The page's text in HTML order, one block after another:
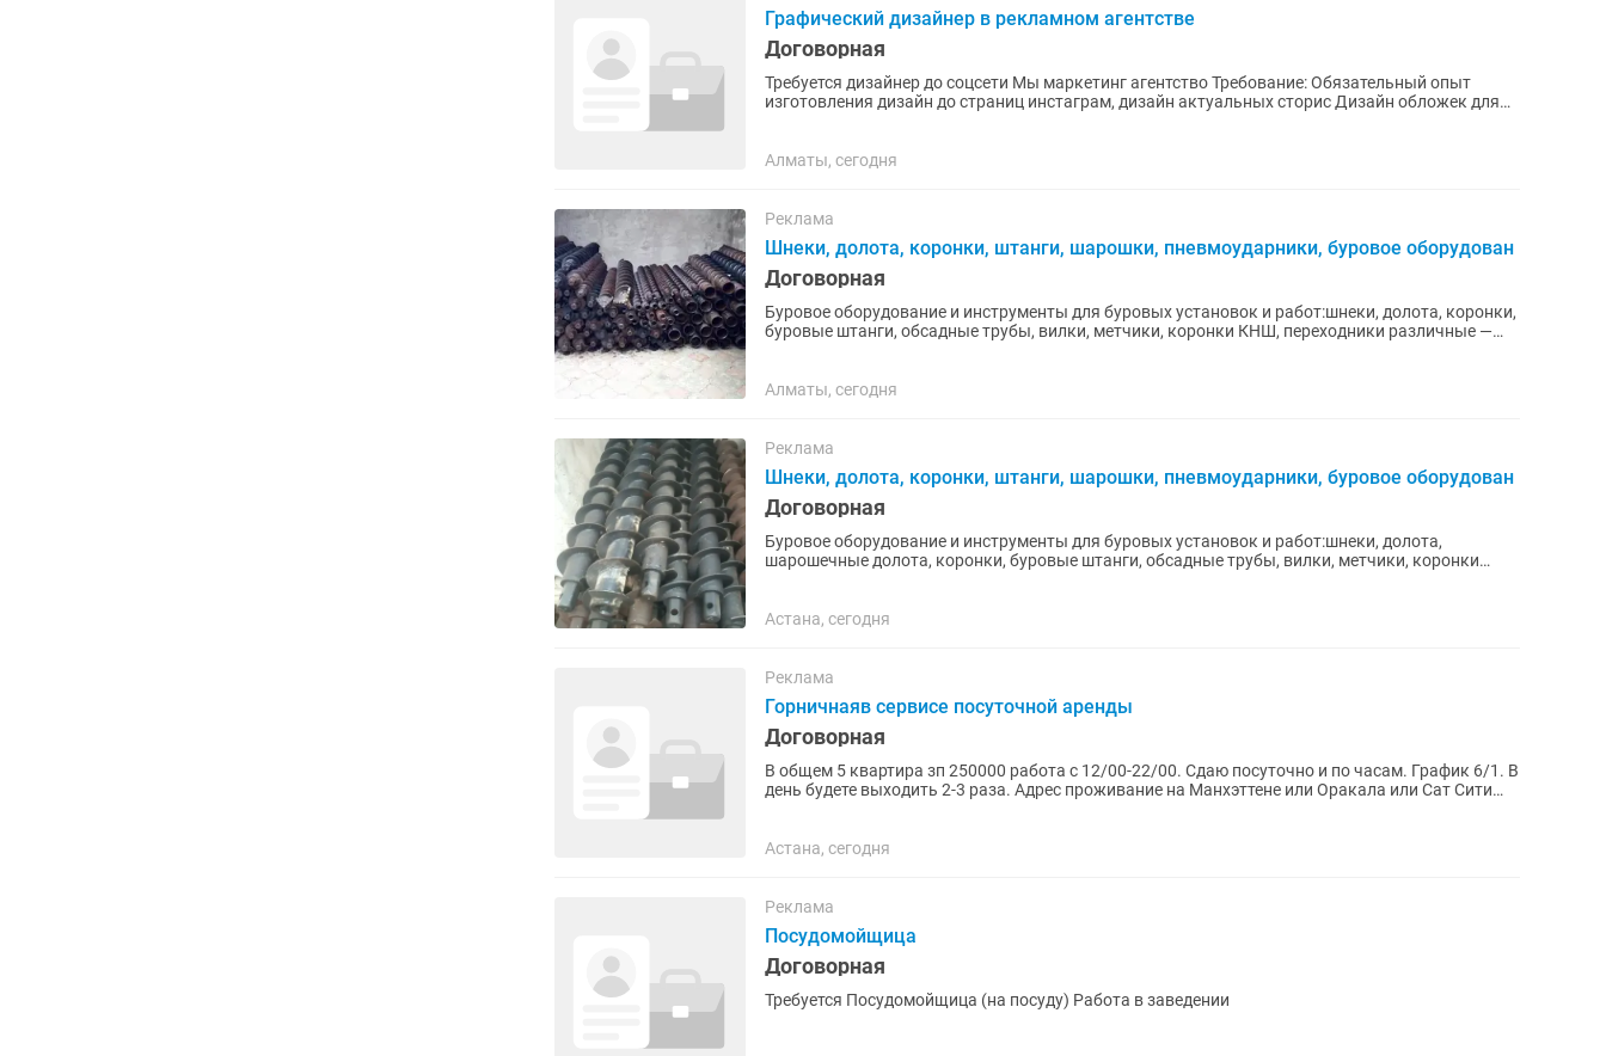
Графический дизайнер в рекламном агентстве
Договорная
Требуется дизайнер до соцсети Мы маркетинг агентство Требование: Обязательный опыт
изготовления дизайн до страниц инстаграм, дизайн актуальных сторис Дизайн обложек для
Алматы, сегодня
Реклама
Шнеки, долота, коронки, штанги, шарошки, пневмоударники, буровое оборудован
Договорная
Буровое оборудование и инструменты для буровых установок и работ:шнеки, долота, коронки,
буровые штанги, обсадные трубы, вилки, метчики, коронки КНШ, переходники различные —
Алматы, сегодня
Реклама
Шнеки, долота, коронки, штанги, шарошки, пневмоударники, буровое оборудован
Договорная
Буровое оборудование и инструменты для буровых установок и работ:шнеки, долота,
шарошечные долота, коронки, буровые штанги, обсадные трубы, вилки, метчики, коронки
Астана, сегодня
Реклама
Горничнаяв сервисе посуточной аренды
Договорная
В общем 5 квартира зп 250000 работа с 12/00-22/00. Сдаю посуточно и по часам. График 6/1. В
день будете выходить 2-3 раза. Адрес проживание на Манхэттене или Оракала или Сат Сити
Астана, сегодня
Реклама
Посудомойщица
Договорная
Требуется Посудомойщица (на посуду) Работа в заведении